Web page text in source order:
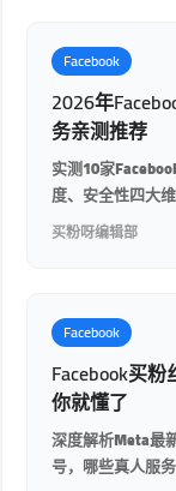
Facebook
2026年
务亲测推荐
实测10家
度、安全性四大
买粉呀编辑部
Facebook
Facebook买
你就懂了
深度解析Meta最
号，哪些真人服